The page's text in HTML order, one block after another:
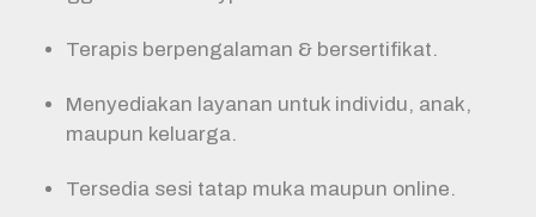
Terapis berpengalaman & bersertifikat.
Menyediakan layanan untuk individu, anak,
maupun keluarga.
Tersedia sesi tatap muka maupun online.